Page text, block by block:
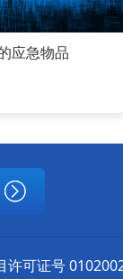
应急物品
许可证号